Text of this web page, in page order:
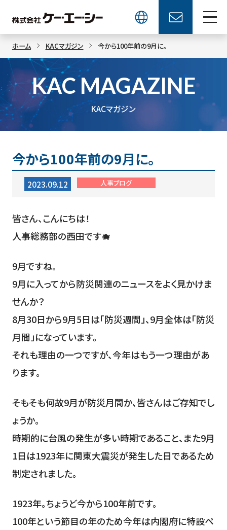
ホーム KACマガジン 今から100年前の9月に。
KAC MAGAZINE
KACマガジン
今から100年前の9月に。
2023.09.12 人事ブログ
皆さん、こんにちは！
人事総務部の西田です🐗
9月ですね。
9月に入ってから防災関連のニュースをよく見かけま
せんか？
8月30日から9月5日は「防災週間」、9月全体は「防災
月間」になっています。
それも理由の一つですが、今年はもう一つ理由があ
ります。
そもそも何故9月が防災月間か、皆さんはご存知でし
ょうか。
時期的に台風の発生が多い時期であること、また9月
1日は1923年に関東大震災が発生した日であるため
制定されました。
1923年。ちょうど今から100年前です。
100年という節目の年のため今年は内閣府に特設ペ